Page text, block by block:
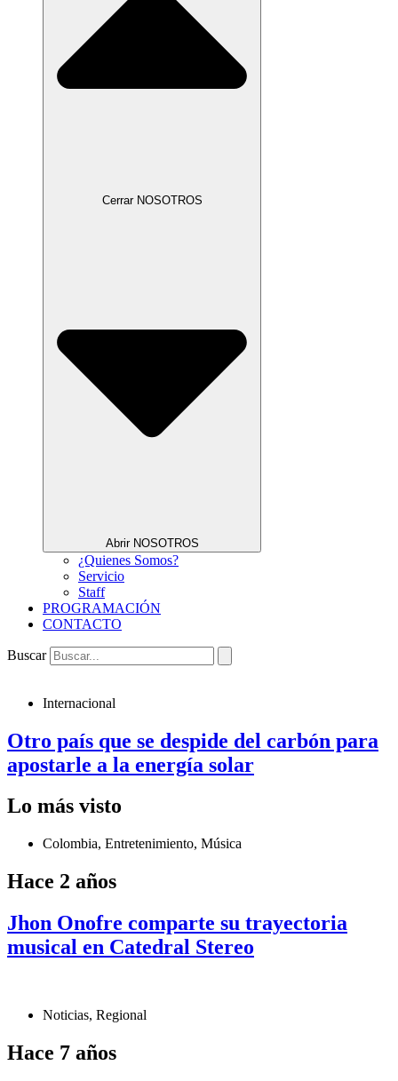
Cerrar NOSOTROS
Abrir NOSOTROS
¿Quienes Somos?
Servicio
Staff
PROGRAMACIÓN
CONTACTO
Buscar
Internacional
Otro país que se despide del carbón para
apostarle a la energía solar
Lo más visto
Colombia, Entretenimiento, Música
Hace 2 años
Jhon Onofre comparte su trayectoria
musical en Catedral Stereo
Noticias, Regional
Hace 7 años